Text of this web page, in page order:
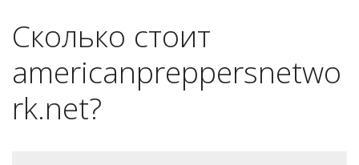
Сколько стоит
americanpreppersnetwo
rk.net?